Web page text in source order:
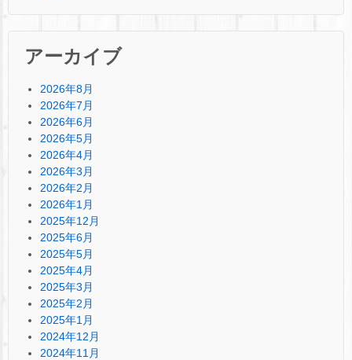
アーカイブ
2026年8月
2026年7月
2026年6月
2026年5月
2026年4月
2026年3月
2026年2月
2026年1月
2025年12月
2025年6月
2025年5月
2025年4月
2025年3月
2025年2月
2025年1月
2024年12月
2024年11月